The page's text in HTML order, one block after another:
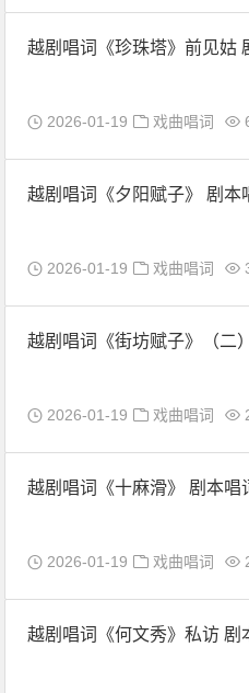
越剧唱词《珍珠塔》前见姑
2026-01-19 戏曲唱词
越剧唱词《夕阳赋子》 剧本
2026-01-19 戏曲唱词
越剧唱词《街坊赋子》（二
2026-01-19 戏曲唱词
越剧唱词《十麻滑》 剧本唱
2026-01-19 戏曲唱词
越剧唱词《何文秀》私访 剧